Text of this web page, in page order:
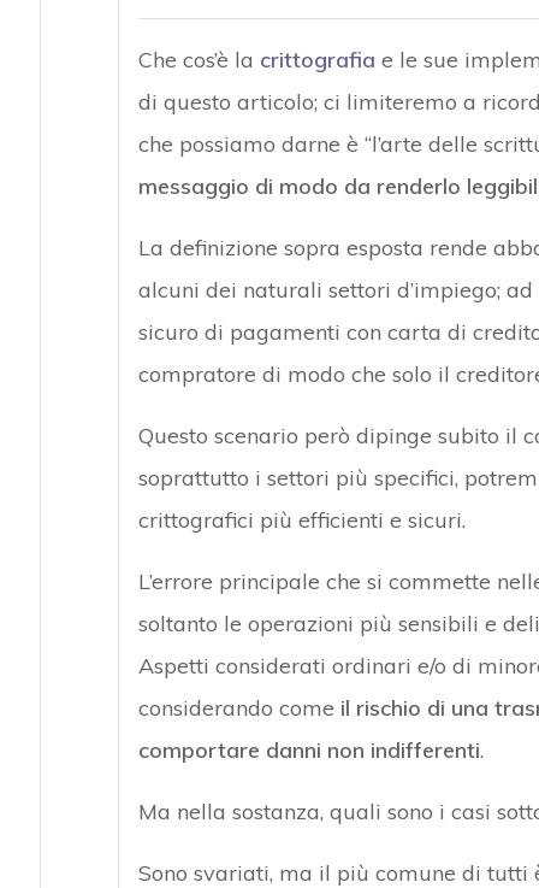
Che cos’è la crittografia e le sue
di questo articolo; ci limiteremo a
che possiamo darne è “l’arte delle
messaggio di modo da renderlo
La definizione sopra esposta rende
alcuni dei naturali settori d’impiego;
sicuro di pagamenti con carta di
compratore di modo che solo il
Questo scenario però dipinge subito il
soprattutto i settori più specifici,
crittografici più efficienti e sicuri.
L’errore principale che si commette
soltanto le operazioni più sensibili e
Aspetti considerati ordinari e/o di
considerando come il rischio di una
comportare danni non indifferenti.
Ma nella sostanza, quali sono i casi
Sono svariati, ma il più comune di